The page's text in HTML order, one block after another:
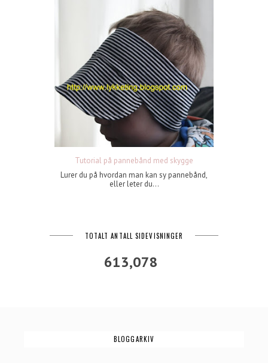
Tutorial på pannebånd med skygge
Lurer du på hvordan man kan sy pannebånd,
eller leter du...
TOTALT ANTALL SIDEVISNINGER
613,078
BLOGGARKIV